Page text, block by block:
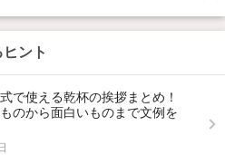
ント
で使える乾杯の挨拶まとめ！
のから面白いものまで文例を